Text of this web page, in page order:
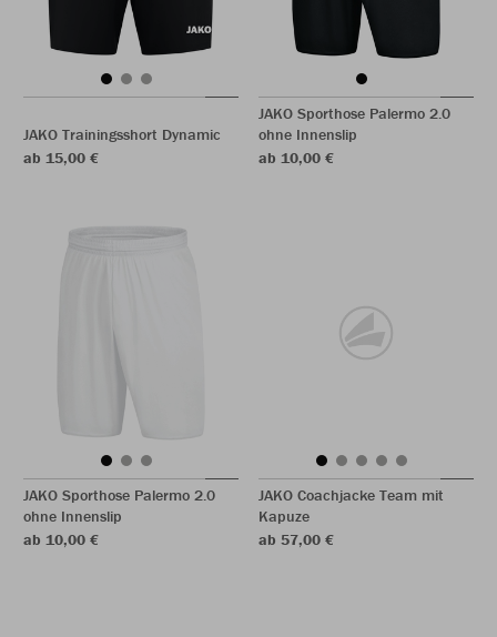
JAKO Trainingsshort Dynamic
ab 15,00 €
JAKO Sporthose Palermo 2.0
ohne Innenslip
ab 10,00 €
JAKO Sporthose Palermo 2.0
ohne Innenslip
ab 10,00 €
JAKO Coachjacke Team mit
Kapuze
ab 57,00 €